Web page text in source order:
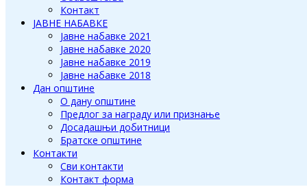
Контакт
ЈАВНЕ НАБАВКЕ
Јавне набавке 2021
Јавне набавке 2020
Јавне набавке 2019
Јавне набавке 2018
Дан општине
О дану општине
Предлог за награду или признање
Досадашњи добитници
Братске општине
Контакти
Сви контакти
Контакт форма